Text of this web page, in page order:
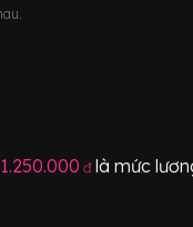
đlà mức